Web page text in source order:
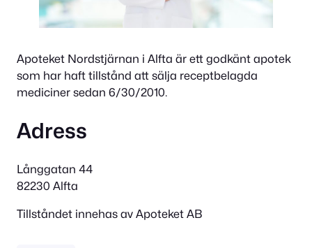
Apoteket Nordstjärnan i Alfta är ett godkänt apotek
som har haft tillstånd att sälja receptbelagda
mediciner sedan 6/30/2010.
Adress
Långgatan 44
82230 Alfta
Tillståndet innehas av Apoteket AB